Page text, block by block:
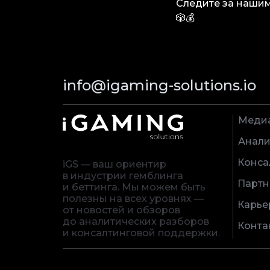
Следите за
🎲💰
info@igaming-solutions.io
iGS — ваш ориентир
в индустрии гемблинга
и беттинга. Мы можем быть
полезны на всех уровнях —
от новостей и обзоров
до аналитических разборов
и консалтинговой поддержки.